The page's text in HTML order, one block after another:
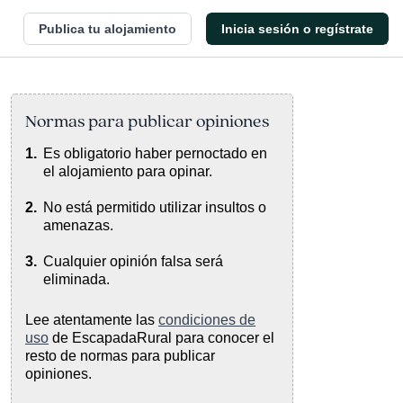
Publica tu alojamiento Inicia sesión o regístrate
Normas para publicar opiniones
Es obligatorio haber pernoctado en
el alojamiento para opinar.
No está permitido utilizar insultos o
amenazas.
Cualquier opinión falsa será
eliminada.
Lee atentamente las condiciones de
uso de EscapadaRural para conocer el
resto de normas para publicar
opiniones.